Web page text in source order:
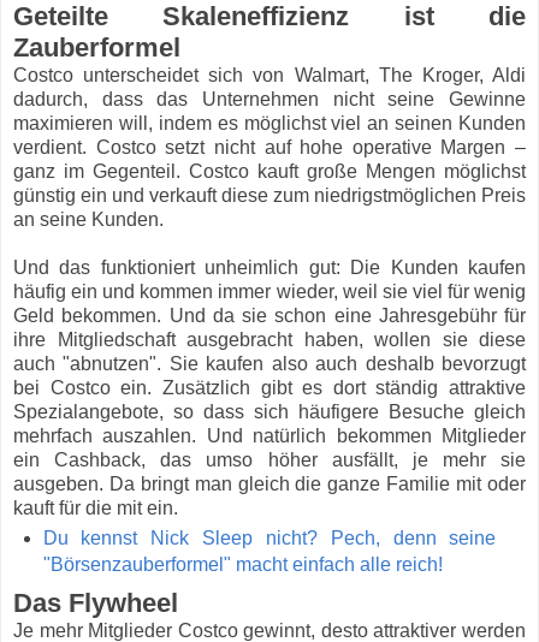
Geteilte Skaleneffizienz ist die
Zauberformel
Costco unterscheidet sich von Walmart, The Kroger, Aldi
dadurch, dass das Unternehmen nicht seine Gewinne
maximieren will, indem es möglichst viel an seinen Kunden
verdient. Costco setzt nicht auf hohe operative Margen –
ganz im Gegenteil. Costco kauft große Mengen möglichst
günstig ein und verkauft diese zum niedrigstmöglichen Preis
an seine Kunden.
Und das funktioniert unheimlich gut: Die Kunden kaufen
häufig ein und kommen immer wieder, weil sie viel für wenig
Geld bekommen. Und da sie schon eine Jahresgebühr für
ihre Mitgliedschaft ausgebracht haben, wollen sie diese
auch "abnutzen". Sie kaufen also auch deshalb bevorzugt
bei Costco ein. Zusätzlich gibt es dort ständig attraktive
Spezialangebote, so dass sich häufigere Besuche gleich
mehrfach auszahlen. Und natürlich bekommen Mitglieder
ein Cashback, das umso höher ausfällt, je mehr sie
ausgeben. Da bringt man gleich die ganze Familie mit oder
kauft für die mit ein.
Du kennst Nick Sleep nicht? Pech, denn seine
"Börsenzauberformel" macht einfach alle reich!
Das Flywheel
Je mehr Mitglieder Costco gewinnt, desto attraktiver werden